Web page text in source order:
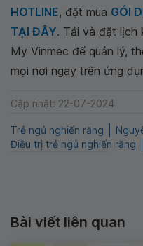
HOTLINE, đặt mua GÓI
TẠI ĐÂY. Tải và đặt lịch
My Vinmec để quản lý,
mọi nơi ngay trên ứng
Cập nhật: 22-07-2024
Trẻ ngủ nghiến răng
Điều trị trẻ ngủ nghiến răng
Bài viết liên quan